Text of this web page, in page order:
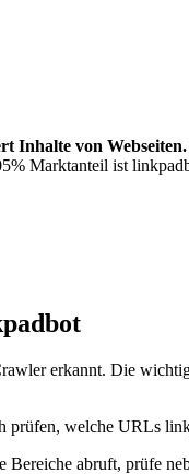
Inhalte von Webseiten.
Marktanteil ist
erkannt. Die
prüfen, welche URLs
abruft, prüfe